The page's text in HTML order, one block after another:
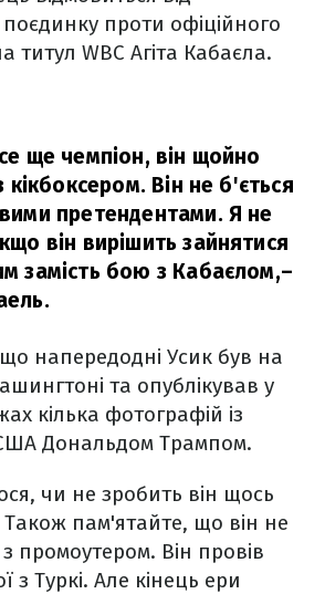
проти офіційного
титул WBC Агіта Кабаєла.
ще чемпіон, він щойно
кікбоксером. Він не б'ється
претендентами. Я не
він вирішить зайнятися
замість бою з Кабаєлом,–
напередодні Усик був на
та опублікував у
кілька фотографій із
Дональдом Трампом.
чи не зробить він щось
Також пам'ятайте, що він не
промоутером. Він провів
з Туркі. Але кінець ери